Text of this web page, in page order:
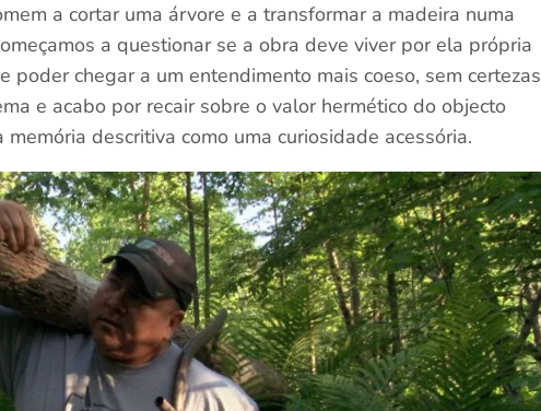
a cortar uma árvore e a transformar a madeira numa
a questionar se a obra deve viver por ela própria
poder chegar a um entendimento mais coeso, sem certezas
e acabo por recair sobre o valor hermético do objecto
descritiva como uma curiosidade acessória.